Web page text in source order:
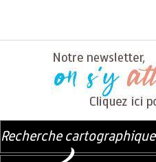
Recherche cartographique